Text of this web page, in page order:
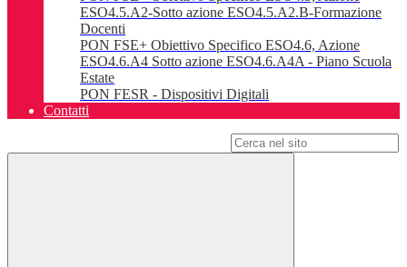
ESO4.5.A2-Sotto azione ESO4.5.A2.B-Formazione
Docenti
PON FSE+ Obiettivo Specifico ESO4.6, Azione
ESO4.6.A4 Sotto azione ESO4.6.A4A - Piano Scuola
Estate
PON FESR - Dispositivi Digitali
Contatti